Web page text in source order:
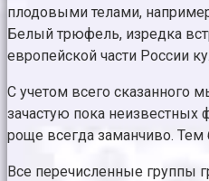
плодовыми телами,
Белый трюфель, изредка
европейской части России
С учетом всего сказанного
зачастую пока неизвестных
роще всегда заманчиво.
Все перечисленные группы